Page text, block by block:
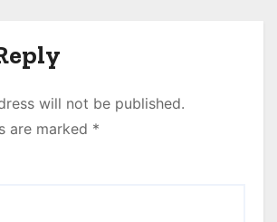
will not be published.
are marked *